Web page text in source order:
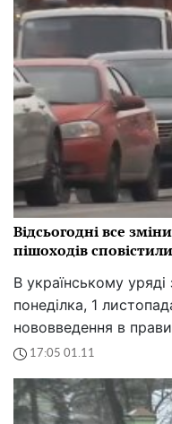
Відсьогодні все
пішоходів
В українському
понеділка, 1
нововведення в
17:05 01.11